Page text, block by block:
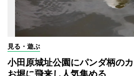
見る・遊ぶ
小田原城址公園にパンダ柄の
お堀に飛来し人気集める